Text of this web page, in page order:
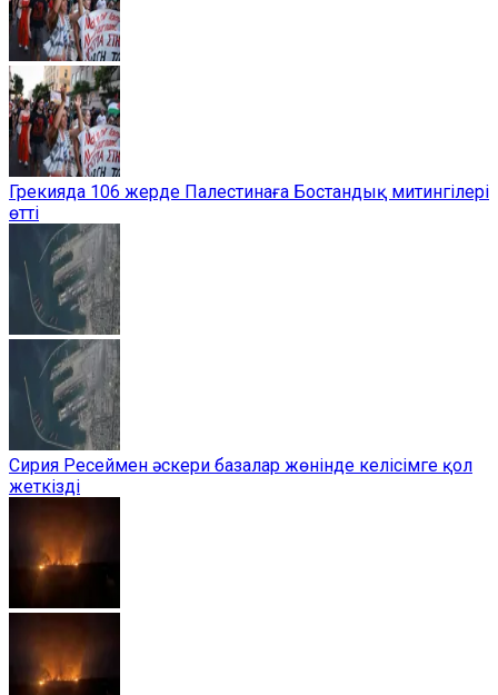
Грекияда 106 жерде Палестинаға Бостандық митингілері
өтті
Сирия Ресеймен әскери базалар жөнінде келісімге қол
жеткізді